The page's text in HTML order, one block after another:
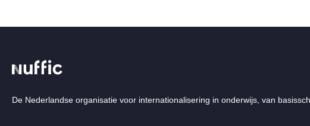
De Nederlandse organisatie voor internationalisering in onderwijs, van